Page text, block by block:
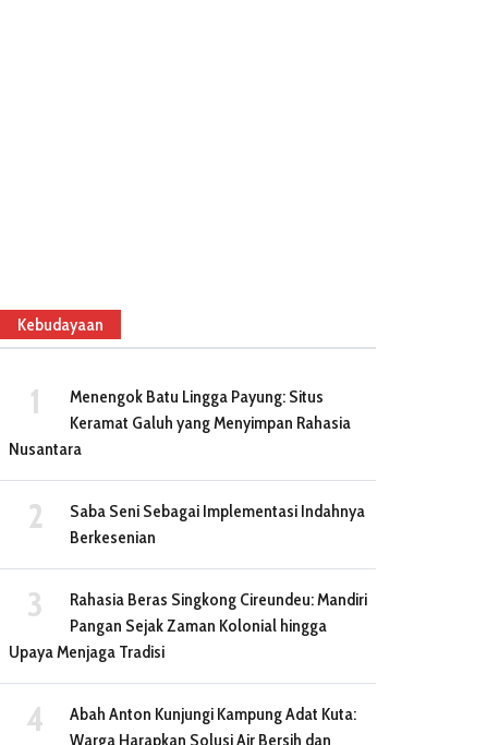
Kebudayaan
Menengok Batu Lingga Payung: Situs
Keramat Galuh yang Menyimpan Rahasia
Nusantara
Saba Seni Sebagai Implementasi Indahnya
Berkesenian
Rahasia Beras Singkong Cireundeu: Mandiri
Pangan Sejak Zaman Kolonial hingga
Upaya Menjaga Tradisi
Abah Anton Kunjungi Kampung Adat Kuta:
Warga Harapkan Solusi Air Bersih dan